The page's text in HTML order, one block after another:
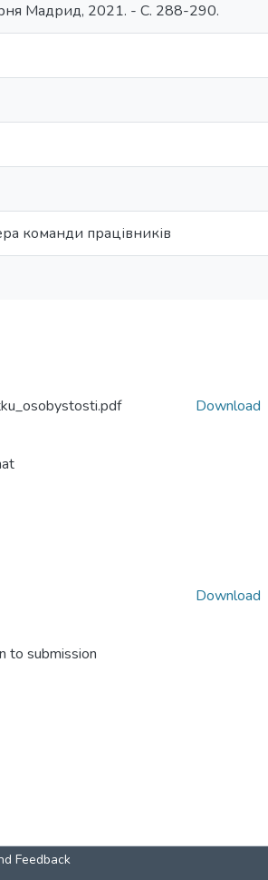
Мадрид, 2021. - С. 288-290.
команди працівників
Download
to submission
Download
Feedback